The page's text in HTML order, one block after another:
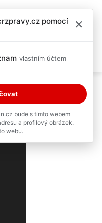
pomocí
×
vlastním účtem
bude s tímto webem
a profilový obrázek.
webu.